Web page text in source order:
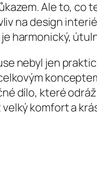
Ale to, co
na design
harmonický,
nebyl jen
dílo, které
komfort a